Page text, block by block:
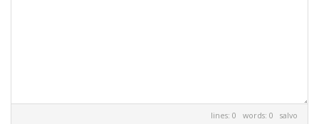
lines: 0 words: 0 salvo